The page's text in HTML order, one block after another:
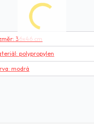
36x46 cm
polypropylen
modrá